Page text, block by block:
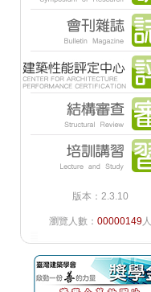
版本：2.3.10
瀏覽人數： 00000149人